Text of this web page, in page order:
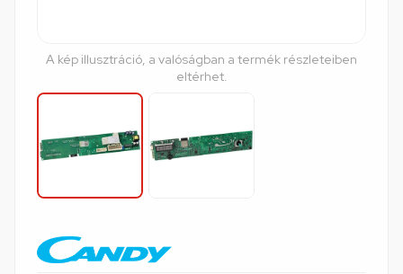
A kép illusztráció, a valóságban a termék részleteiben
eltérhet.